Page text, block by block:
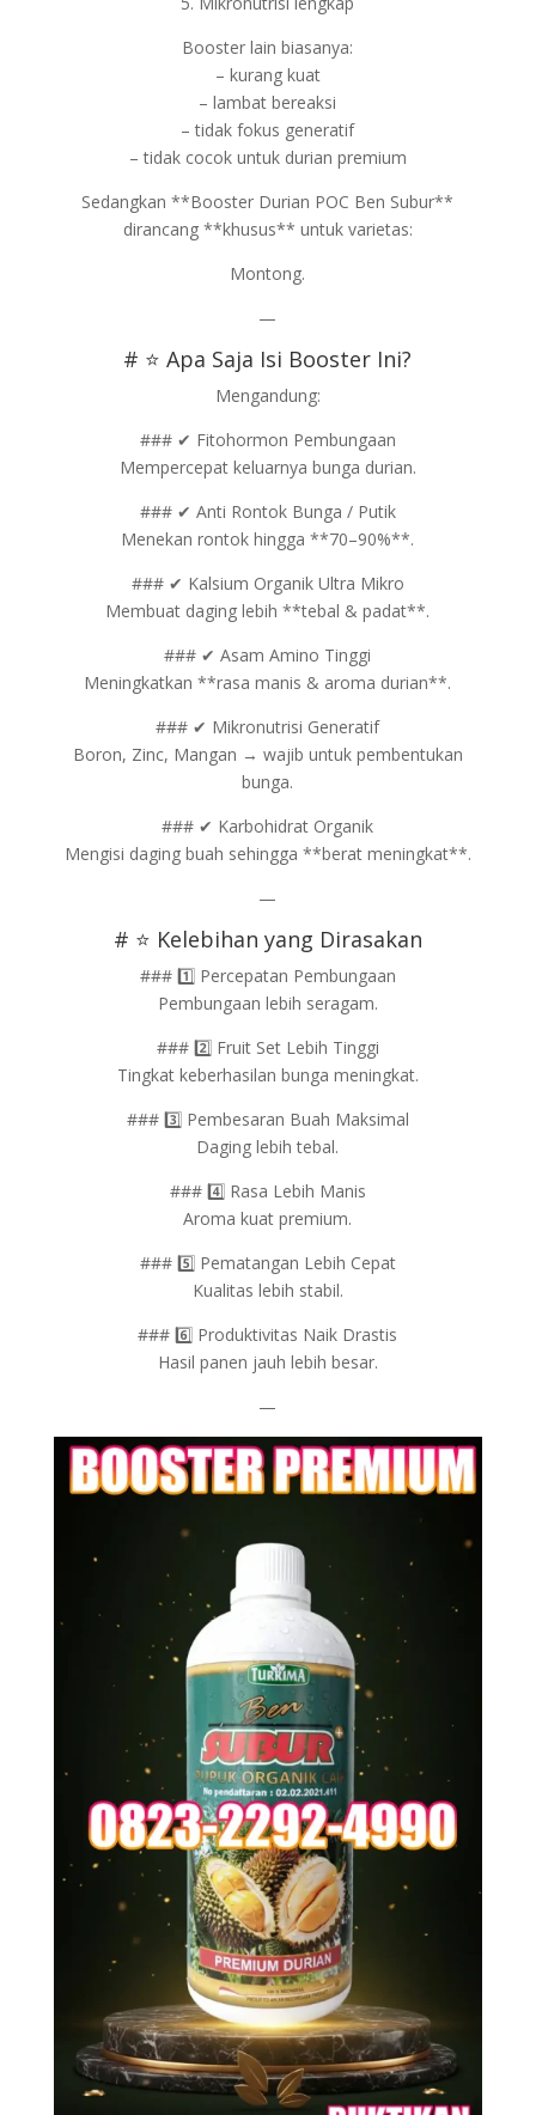
Booster lain biasanya:
– kurang kuat
– lambat bereaksi
– tidak fokus generatif
– tidak cocok untuk durian premium
Sedangkan **Booster Durian POC Ben Subur**
dirancang **khusus** untuk varietas:
Montong.
—
# ⭐ Apa Saja Isi Booster Ini?
Mengandung:
### ✔ Fitohormon Pembungaan
Mempercepat keluarnya bunga durian.
### ✔ Anti Rontok Bunga / Putik
Menekan rontok hingga **70–90%**.
### ✔ Kalsium Organik Ultra Mikro
Membuat daging lebih **tebal & padat**.
### ✔ Asam Amino Tinggi
Meningkatkan **rasa manis & aroma durian**.
### ✔ Mikronutrisi Generatif
Boron, Zinc, Mangan → wajib untuk pembentukan
bunga.
### ✔ Karbohidrat Organik
Mengisi daging buah sehingga **berat meningkat**.
—
# ⭐ Kelebihan yang Dirasakan
### 1️⃣ Percepatan Pembungaan
Pembungaan lebih seragam.
### 2️⃣ Fruit Set Lebih Tinggi
Tingkat keberhasilan bunga meningkat.
### 3️⃣ Pembesaran Buah Maksimal
Daging lebih tebal.
### 4️⃣ Rasa Lebih Manis
Aroma kuat premium.
### 5️⃣ Pematangan Lebih Cepat
Kualitas lebih stabil.
### 6️⃣ Produktivitas Naik Drastis
Hasil panen jauh lebih besar.
—